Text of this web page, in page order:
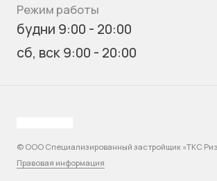
Режим работы
будни 9:00 - 20:00
сб, вск 9:00 - 20:00
© ООО Специализированный застройщик «ТКС
Правовая информация